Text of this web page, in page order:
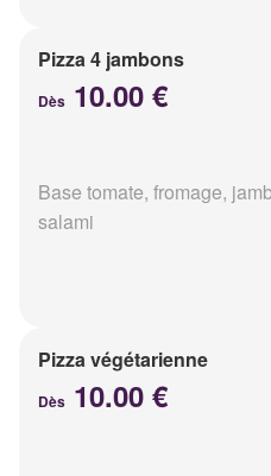
Pizza 4 jambons
Dès 10.00 €
Base tomate, fromage,
salami
Pizza végétarienne
Dès 10.00 €